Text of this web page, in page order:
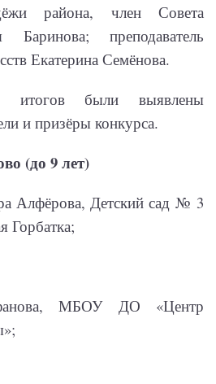
района, член Совета
Баринова; преподаватель
Екатерина Семёнова.
итогов были выявлены
и призёры конкурса.
(до 9 лет)
Алфёрова, Детский сад № 3
Горбатка;
МБОУ ДО «Центр